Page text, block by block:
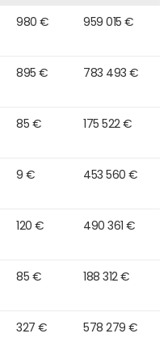
980 € 959 015 €
895 € 783 493 €
85 € 175 522 €
9 € 453 560 €
120 € 490 361 €
85 € 188 312 €
327 € 578 279 €